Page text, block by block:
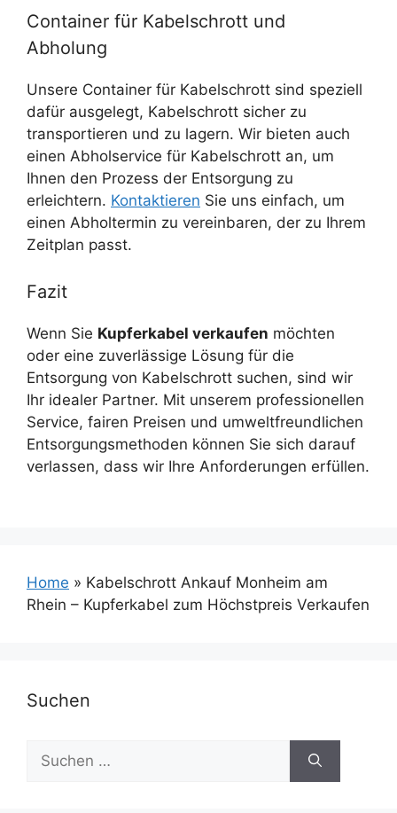
Container für Kabelschrott und
Abholung
Unsere Container für Kabelschrott sind speziell
dafür ausgelegt, Kabelschrott sicher zu
transportieren und zu lagern. Wir bieten auch
einen Abholservice für Kabelschrott an, um
Ihnen den Prozess der Entsorgung zu
erleichtern. Kontaktieren Sie uns einfach, um
einen Abholtermin zu vereinbaren, der zu Ihrem
Zeitplan passt.
Fazit
Wenn Sie Kupferkabel verkaufen möchten
oder eine zuverlässige Lösung für die
Entsorgung von Kabelschrott suchen, sind wir
Ihr idealer Partner. Mit unserem professionellen
Service, fairen Preisen und umweltfreundlichen
Entsorgungsmethoden können Sie sich darauf
verlassen, dass wir Ihre Anforderungen erfüllen.
Home » Kabelschrott Ankauf Monheim am
Rhein – Kupferkabel zum Höchstpreis Verkaufen
Suchen
nach: